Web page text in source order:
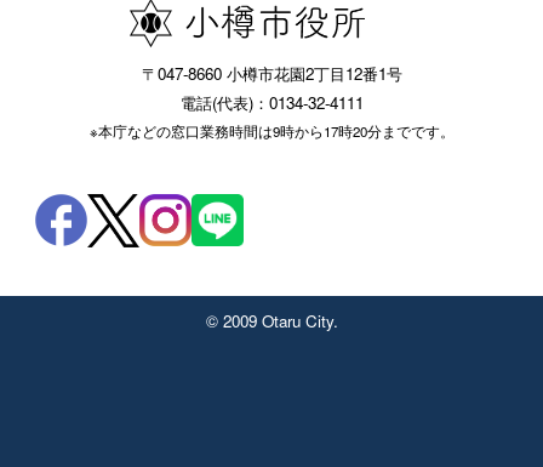
〒047-8660 小樽市花園2丁目12番1号
電話(代表)：0134-32-4111
※本庁などの窓口業務時間は9時から17時20分までです。
© 2009 Otaru City.